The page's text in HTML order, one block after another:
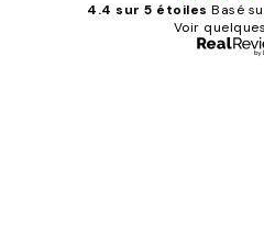
4.4 sur 5 étoiles Basé
Voir